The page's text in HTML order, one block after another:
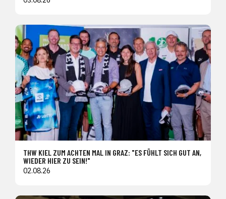
THW KIEL ZUM ACHTEN MAL IN GRAZ: "ES FÜHLT SICH GUT AN,
WIEDER HIER ZU SEIN!"
02.08.26